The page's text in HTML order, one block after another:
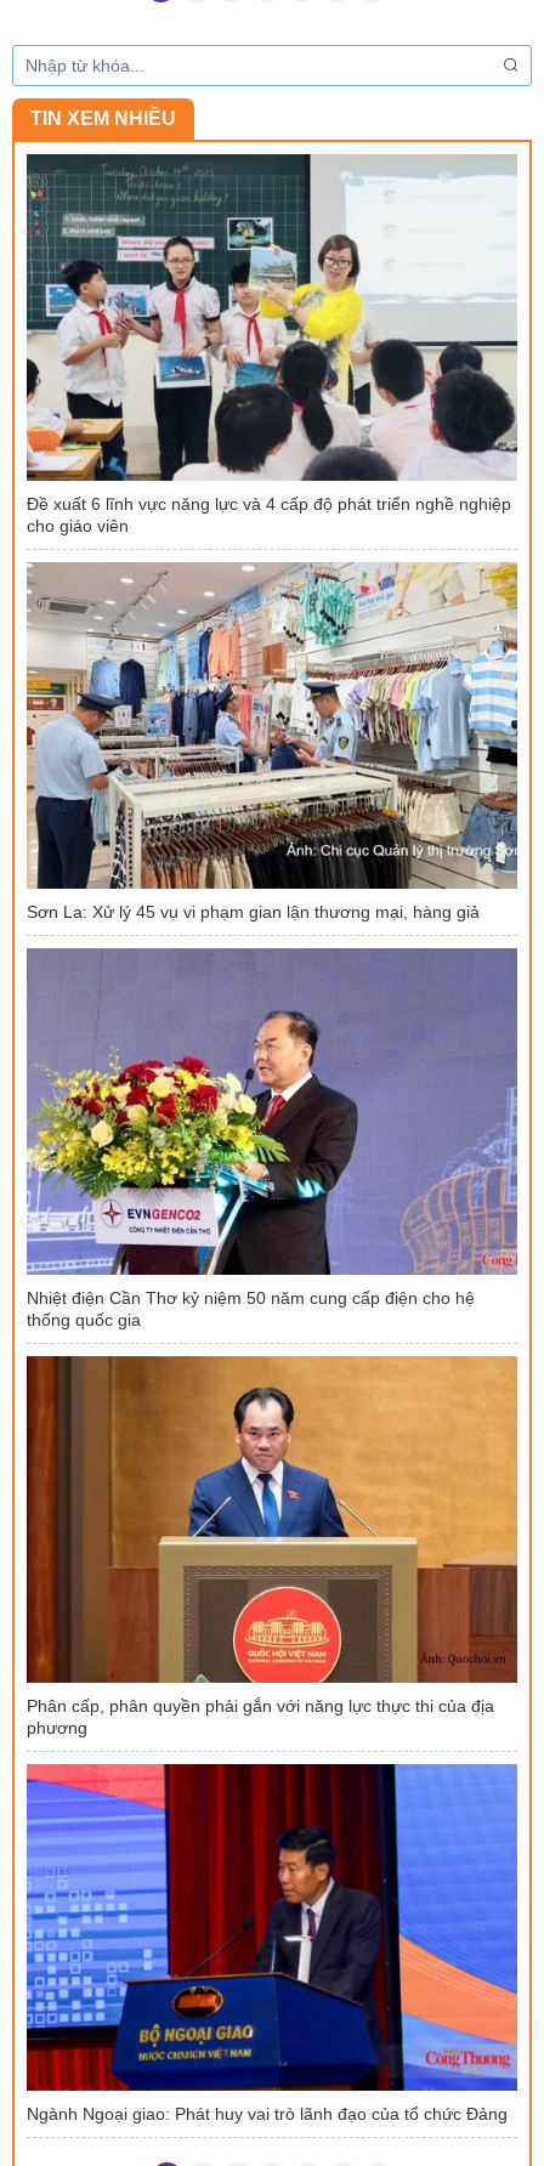
TIN XEM NHIỀU
Đề xuất 6 lĩnh vực năng lực và 4 cấp độ phát triển nghề nghiệp
cho giáo viên
Sơn La: Xử lý 45 vụ vi phạm gian lận thương mại, hàng giả
Nhiệt điện Cần Thơ kỷ niệm 50 năm cung cấp điện cho hệ
thống quốc gia
Phân cấp, phân quyền phải gắn với năng lực thực thi của địa
phương
Ngành Ngoại giao: Phát huy vai trò lãnh đạo của tổ chức Đảng